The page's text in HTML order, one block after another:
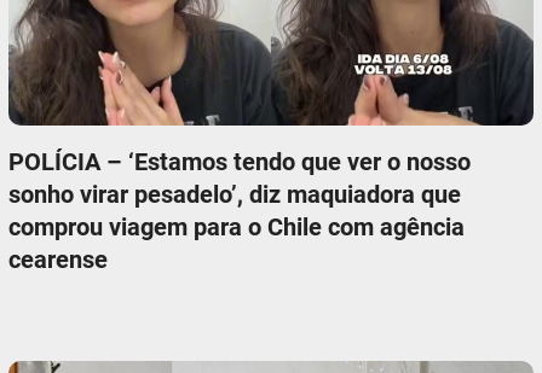
POLÍCIA – ‘Estamos tendo que ver o nosso
sonho virar pesadelo’, diz maquiadora que
comprou viagem para o Chile com agência
cearense